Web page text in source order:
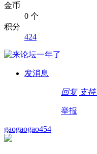
金币
0 个
积分
424
发消息
回复 支持
举报
gaogaogao454